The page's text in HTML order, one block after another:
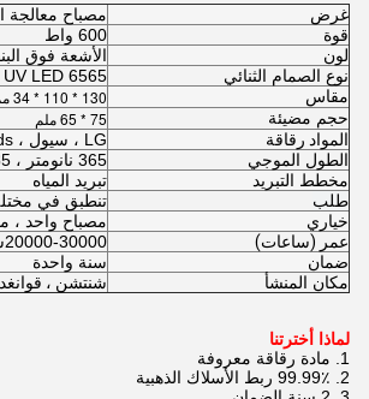
غرض
مصباح معالجة
قوة
600 واط
لون
الأشعة فوق
نوع الصمام الثنائي
6565 UV LED رقاقة
مقاس
130 * 110 * 34 مم
حجم مضيئة 75 * 65 ملم
المواد رقاقة
LG ، سيول ، Epileds
الطول الموجي
365 نانومتر ، 385 نانومتر ، 395 نانومتر ، 405 نانومتر
مخطط التبريد
تبريد المياه
طلب
تنطبق في
خياري
مصباح واحد ،
عمر (ساعات)
20000-30000
ضمان
سنة واحدة
مكان المنشأ
شنتشن ،
لماذا أخترتنا
1. مادة رقاقة معروفة
2. 99.99٪ ربط الأسلاك الذهبية